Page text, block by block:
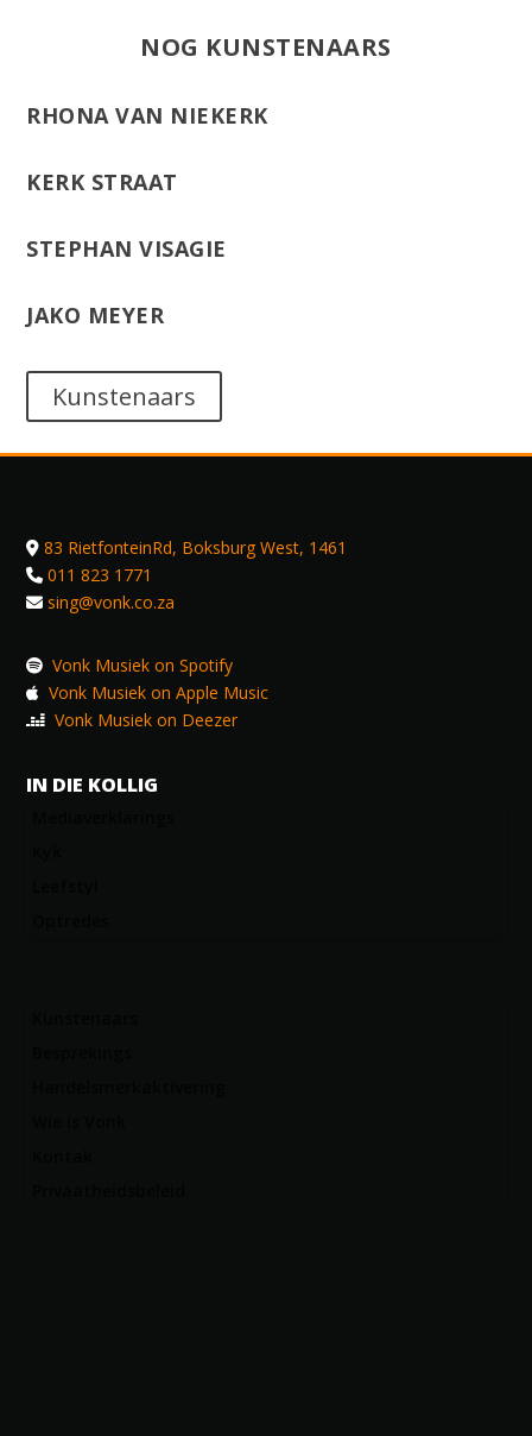
NOG KUNSTENAARS
RHONA VAN NIEKERK
KERK STRAAT
STEPHAN VISAGIE
JAKO MEYER
Kunstenaars
83 RietfonteinRd, Boksburg West, 1461
011 823 1771
sing@vonk.co.za
Vonk Musiek on Spotify
Vonk Musiek on Apple Music
Vonk Musiek on Deezer
IN DIE KOLLIG